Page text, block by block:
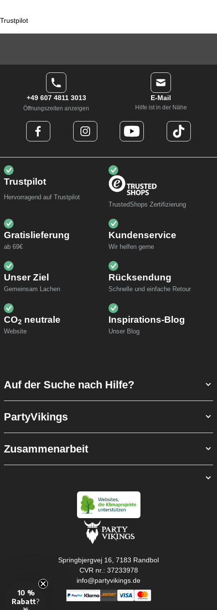
Trustpilot
+49 607 4811 3013
Öffnungszeiten anzeigen
E-Mail
Hilfe ist in der Nähe
Trustpilot
Hervorragend auf Trustpilot
TrustedShops Zertifizierung
Gratislieferung
ab 69€
Kundenservice
Wir helfen gerne
Unser Ziel
Gemeinsam Lachen
Rücksendung
Schnelle und einfache Retour
CO2 neutrale
Website
Inspirations-Blog
Unser Blog
Auf der Suche nach Hilfe?
PartyVikings
Zusammenarbeit
Springbjergvej 16, 7183 Randbol
CVR nr.: 37233978
info@partyvikings.de
10 %
Rabatt?